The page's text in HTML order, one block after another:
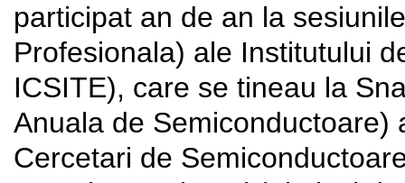
participat an de an la
Profesionala) ale Institutului
ICSITE), care se tineau la
Anuala de Semiconductoare)
Cercetari de